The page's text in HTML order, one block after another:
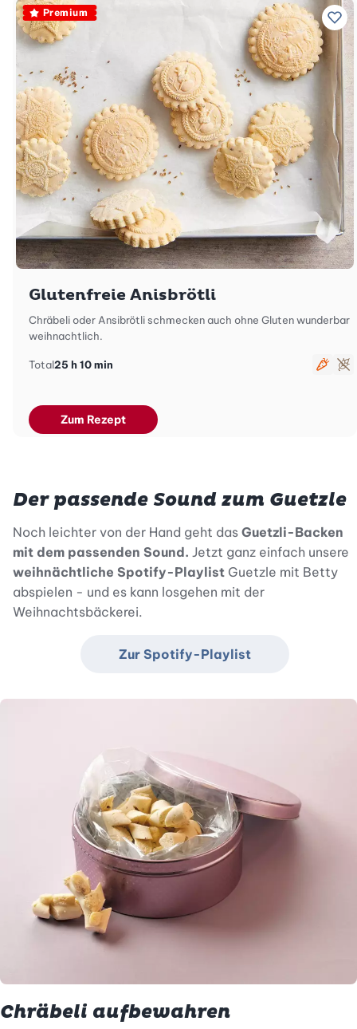
Zu
Premium
Glutenfreie Anisbrötli
Chräbeli oder Ansibrötli schmecken auch ohne Gluten wunderbar
weihnachtlich.
Total25 h 10 min
Zum Rezept
Der passende Sound zum Guetzle
Noch leichter von der Hand geht das Guetzli-Backen
mit dem passenden Sound. Jetzt ganz einfach unsere
weihnächtliche Spotify-Playlist Guetzle mit Betty
abspielen - und es kann losgehen mit der
Weihnachtsbäckerei.
Zur Spotify-Playlist
Chräbeli aufbewahren